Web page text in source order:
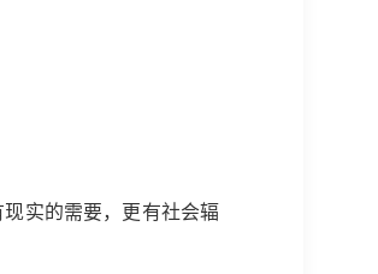
实的需要，更有社会辐